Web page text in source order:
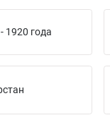
1920 года